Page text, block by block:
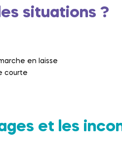
situations ?
en laisse
courte
et les